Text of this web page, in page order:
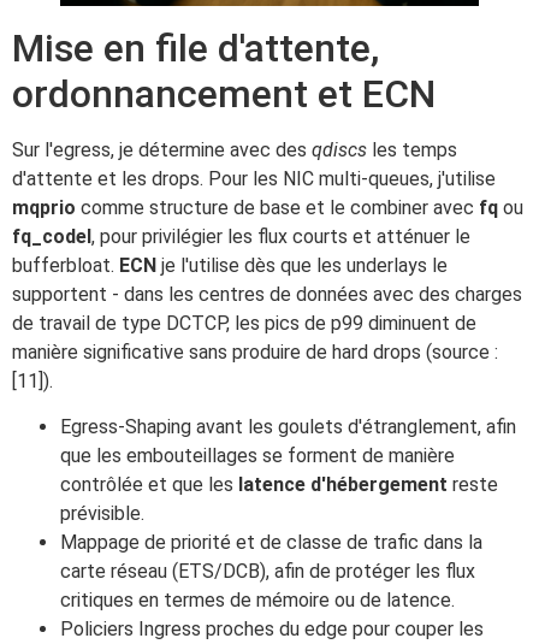
Mise en file d'attente,
ordonnancement et ECN
Sur l'egress, je détermine avec des qdiscs les temps
d'attente et les drops. Pour les NIC multi-queues, j'utilise
mqprio comme structure de base et le combiner avec fq ou
fq_codel, pour privilégier les flux courts et atténuer le
bufferbloat. ECN je l'utilise dès que les underlays le
supportent - dans les centres de données avec des charges
de travail de type DCTCP, les pics de p99 diminuent de
manière significative sans produire de hard drops (source :
[11]).
Egress-Shaping avant les goulets d'étranglement, afin
que les embouteillages se forment de manière
contrôlée et que les latence d'hébergement reste
prévisible.
Mappage de priorité et de classe de trafic dans la
carte réseau (ETS/DCB), afin de protéger les flux
critiques en termes de mémoire ou de latence.
Policiers Ingress proches du edge pour couper les